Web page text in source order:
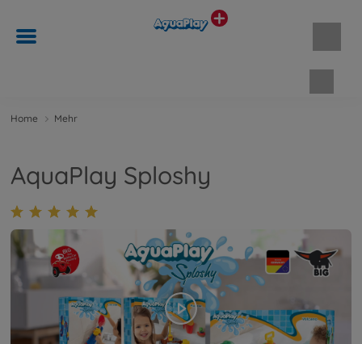
Home Mehr
AquaPlay Sploshy